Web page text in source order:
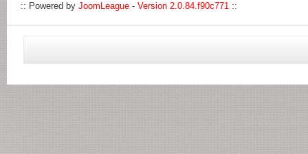
:: Powered by JoomLeague - Version 2.0.84.f90c771 ::